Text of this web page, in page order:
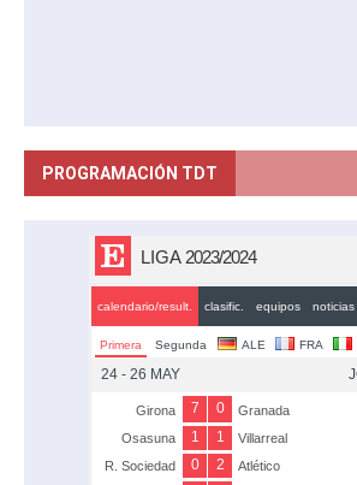
PROGRAMACIÓN TDT